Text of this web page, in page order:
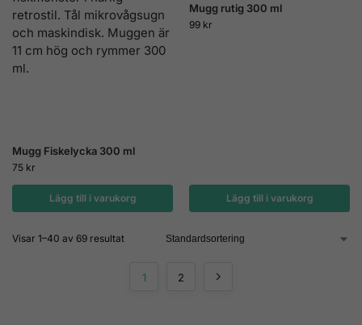
Mugg Fiskelycka 300 ml
75 kr
Lägg till i varukorg
Mugg rutig 300 ml
99 kr
Lägg till i varukorg
Visar 1–40 av 69 resultat
1 2